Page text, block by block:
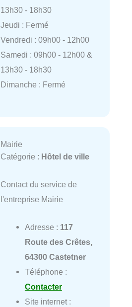
13h30 - 18h30
Jeudi : Fermé
Vendredi : 09h00 - 12h00
Samedi : 09h00 - 12h00 &
13h30 - 18h30
Dimanche : Fermé
Mairie
Catégorie : Hôtel de ville
Contact du service de
l'entreprise Mairie
Adresse : 117
Route des Crêtes,
64300 Castetner
Téléphone :
Contacter
Site internet :